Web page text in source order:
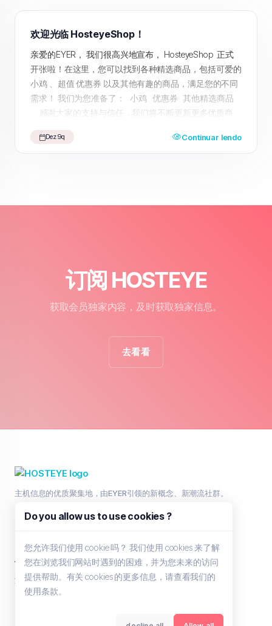
欢迎光临 HosteyeShop！
亲爱的EYER， 我们很高兴地宣布， HosteyeShop 正式
开张啦！在这里，您可以找到各种精选商品，包括可爱的
小鸡 、超值 优惠券 以及其他有趣的商品，满足您的不同
需求！ 我们为您准备了： 小鸡 优惠券 其他精选商品
... 感谢大家的支持与信任，我们将不断更新更多优质商
HosteyeShop ，享受一站式购物乐趣吧！
Dez 9q Continuar lendo
订阅 HOSTEYE
获取会员独家内容，及时获取独家信息。
去看看
主机信息的优质聚集地，由EYER引领的新概念、新潮流社群。
主页
浏览全部
服务
工单支持
其他
HOSTEYE
Do you allow us to use cookies ?
您允许我们使用 cookie 吗？ 我们使用 cookies 来了解
您在浏览我们网站时遇到的困难，并为您未来的访问
提供帮助。有关 cookies 的更多信息，请查看我们的
使用条款。